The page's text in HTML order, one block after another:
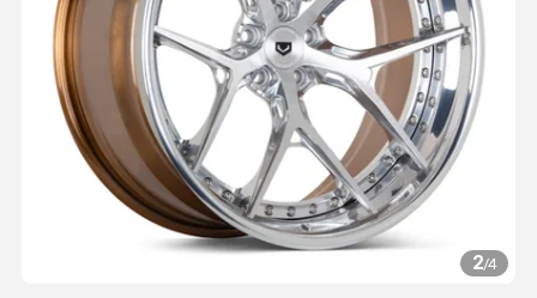
2/4